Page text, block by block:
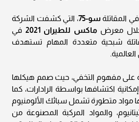
المقاتلة سو-75
، التي كشفت الشركة
معرض ماكس للطيران 2021
في
شبحية متعددة المهام تستهدف
على مفهوم التخفي، حيث صمم هيكلها
اكتشافها بواسطة الرادارات، كما
متطورة تشمل سبائك الألومنيوم
والمواد المركبة المصنوعة من